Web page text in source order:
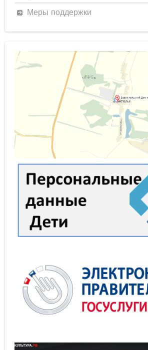
Меры поддержки